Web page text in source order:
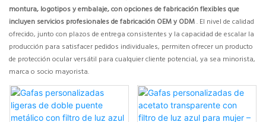
montura, logotipos y embalaje, con opciones de fabricación flexibles que
incluyen servicios profesionales de fabricación OEM y ODM. El nivel de calidad
ofrecido, junto con plazos de entrega consistentes y la capacidad de escalar la
producción para satisfacer pedidos individuales, permiten ofrecer un producto
de protección ocular versátil para cualquier cliente potencial, ya sea minorista,
marca o socio mayorista.